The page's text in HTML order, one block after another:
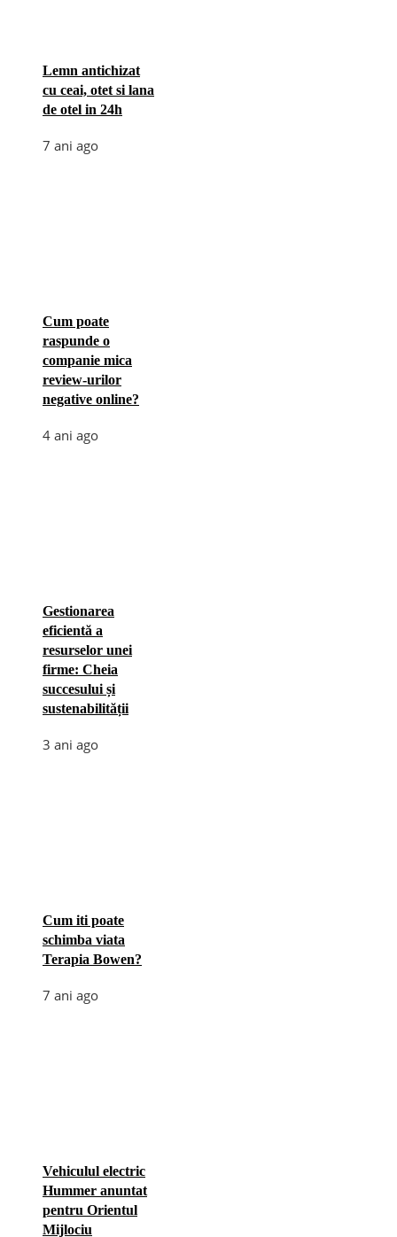
Lemn antichizat
cu ceai, otet si lana
de otel in 24h
7 ani ago
Cum poate
raspunde o
companie mica
review-urilor
negative online?
4 ani ago
Gestionarea
eficientă a
resurselor unei
firme: Cheia
succesului și
sustenabilității
3 ani ago
Cum iti poate
schimba viata
Terapia Bowen?
7 ani ago
Vehiculul electric
Hummer anuntat
pentru Orientul
Mijlociu